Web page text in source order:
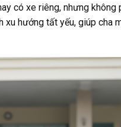
có xe riêng, nhưng không
xu hướng tất yếu, giúp cha